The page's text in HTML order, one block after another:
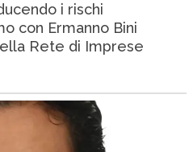
i rischi
con Ermanno Bini
Rete di Imprese